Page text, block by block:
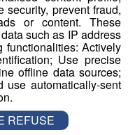
security, prevent fraud,
or content. These
such as IP address
functionalities: Actively
Use precise
offline data sources;
use automatically-sent
REFUSE